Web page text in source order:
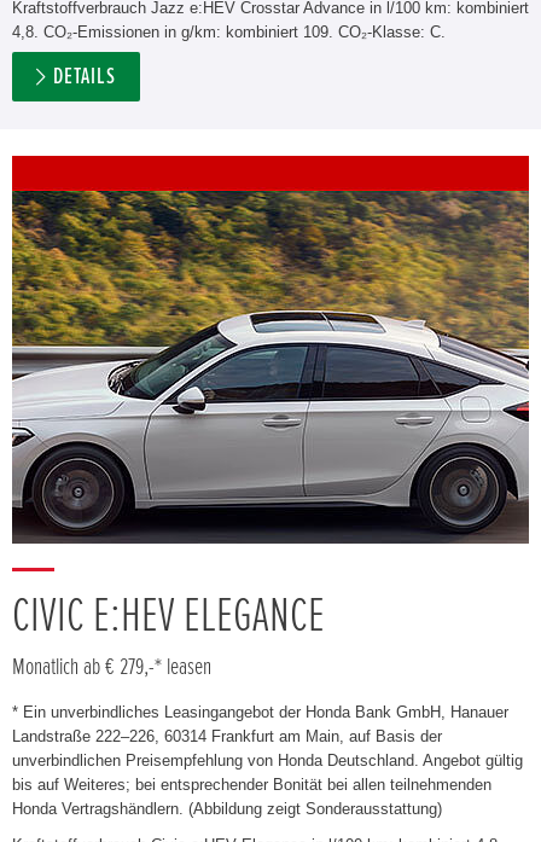
Kraftstoffverbrauch Jazz e:HEV Crosstar Advance in l/100 km: kombiniert
4,8. CO₂-Emissionen in g/km: kombiniert 109. CO₂-Klasse: C.
DETAILS
CIVIC E:HEV ELEGANCE
Monatlich ab € 279,-* leasen
* Ein unverbindliches Leasingangebot der Honda Bank GmbH, Hanauer
Landstraße 222–226, 60314 Frankfurt am Main, auf Basis der
unverbindlichen Preisempfehlung von Honda Deutschland. Angebot gültig
bis auf Weiteres; bei entsprechender Bonität bei allen teilnehmenden
Honda Vertragshändlern. (Abbildung zeigt Sonderausstattung)